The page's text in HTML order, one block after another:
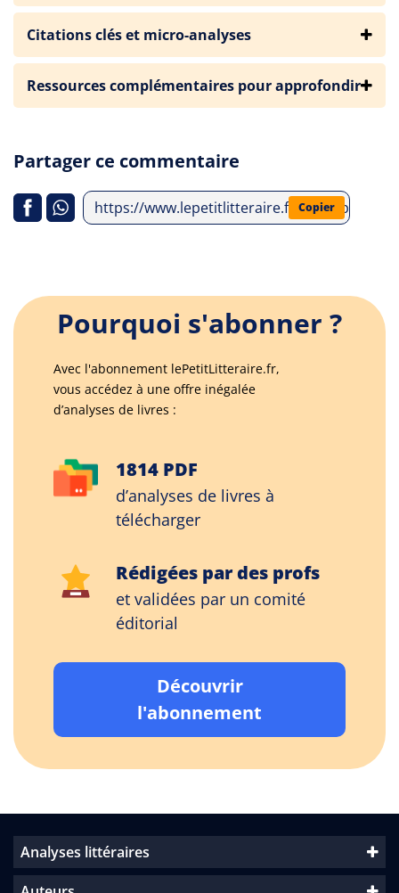
Citations clés et micro-analyses
Ressources complémentaires pour approfondir
Partager ce commentaire
https://www.lepetitlitteraire.fr/index.php/
Copier
Pourquoi s'abonner ?
Avec l'abonnement lePetitLitteraire.fr,
vous accédez à une offre inégalée
d’analyses de livres :
1814 PDF
d’analyses de livres à
télécharger
Rédigées par des profs
et validées par un comité
éditorial
Découvrir
l'abonnement
Analyses littéraires